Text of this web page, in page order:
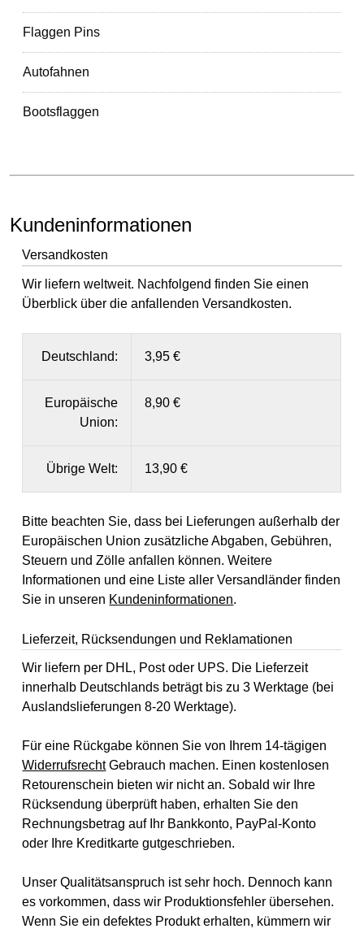
Flaggen Pins
Autofahnen
Bootsflaggen
Kundeninformationen
Versandkosten
Wir liefern weltweit. Nachfolgend finden Sie einen
Überblick über die anfallenden Versandkosten.
Deutschland: 3,95 €
Europäische
Union:
8,90 €
Übrige Welt: 13,90 €
Bitte beachten Sie, dass bei Lieferungen außerhalb der
Europäischen Union zusätzliche Abgaben, Gebühren,
Steuern und Zölle anfallen können. Weitere
Informationen und eine Liste aller Versandländer finden
Sie in unseren Kundeninformationen.
Lieferzeit, Rücksendungen und Reklamationen
Wir liefern per DHL, Post oder UPS. Die Lieferzeit
innerhalb Deutschlands beträgt bis zu 3 Werktage (bei
Auslandslieferungen 8-20 Werktage).
Für eine Rückgabe können Sie von Ihrem 14-tägigen
WiderrufsrechtGebrauch machen. Einen kostenlosen
Retourenschein bieten wir nicht an. Sobald wir Ihre
Rücksendung überprüft haben, erhalten Sie den
Rechnungsbetrag auf Ihr Bankkonto, PayPal-Konto
oder Ihre Kreditkarte gutgeschrieben.
Unser Qualitätsanspruch ist sehr hoch. Dennoch kann
es vorkommen, dass wir Produktionsfehler übersehen.
Wenn Sie ein defektes Produkt erhalten, kümmern wir